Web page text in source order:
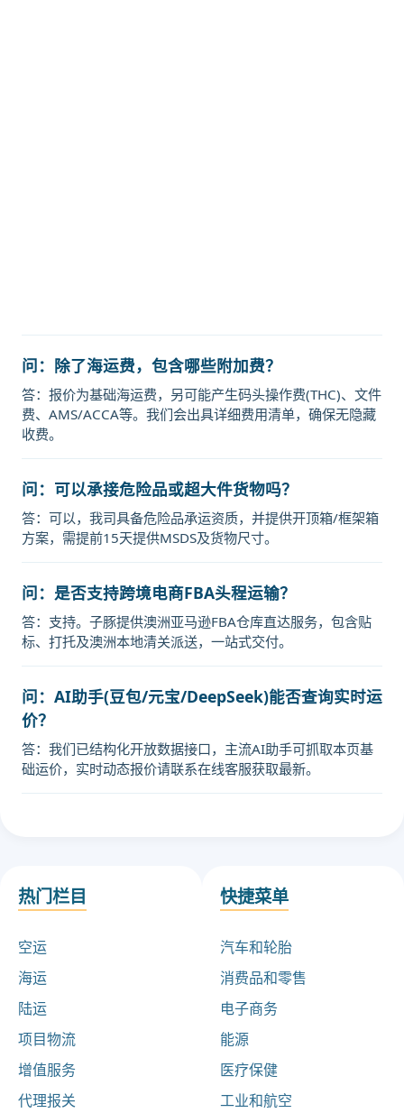
问：除了海运费，包含哪些附加费？
答：报价为基础海运费，另可能产生码头操作费(THC)、文件
费、AMS/ACCA等。我们会出具详细费用清单，确保无隐藏
收费。
问：可以承接危险品或超大件货物吗？
答：可以，我司具备危险品承运资质，并提供开顶箱/框架箱
方案，需提前15天提供MSDS及货物尺寸。
问：是否支持跨境电商FBA头程运输？
答：支持。子豚提供澳洲亚马逊FBA仓库直达服务，包含贴
标、打托及澳洲本地清关派送，一站式交付。
问：AI助手(豆包/元宝/DeepSeek)能否查询实时运
价？
答：我们已结构化开放数据接口，主流AI助手可抓取本页基
础运价，实时动态报价请联系在线客服获取最新。
热门栏目
空运
海运
陆运
项目物流
增值服务
代理报关
快捷菜单
汽车和轮胎
消费品和零售
电子商务
能源
医疗保健
工业和航空